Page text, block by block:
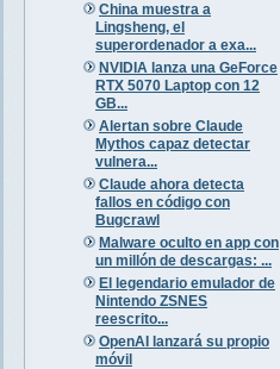
China muestra a
Lingsheng, el
superordenador a exa...
NVIDIA lanza una GeForce
RTX 5070 Laptop con 12
GB...
Alertan sobre Claude
Mythos capaz detectar
vulnera...
Claude ahora detecta
fallos en código con
Bugcrawl
Malware oculto en app con
un millón de descargas: ...
El legendario emulador de
Nintendo ZSNES
reescrito...
OpenAI lanzará su propio
móvil